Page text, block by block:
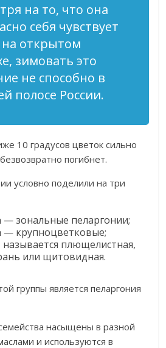
на то, что она
себя чувствует
открытом
зимовать это
не способно в
полосе России.
10 градусов цветок сильно
погибнет.
условно поделили на три
— зональные пеларгонии;
— крупноцветковые;
называется плющелистная,
или щитовидная.
группы является пеларгония
насыщены в разной
и используются в